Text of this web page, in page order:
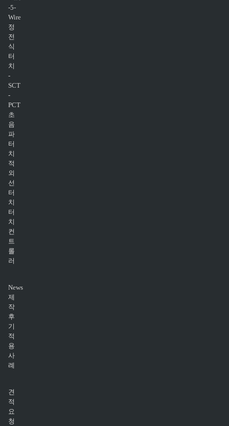
-5-
Wire
정
전
식
터
치
-
SCT
-
PCT
초
음
파
터
치
적
외
선
터
치
터
치
컨
트
롤
러
News
제
작
후
기
적
용
사
례
견
적
요
청